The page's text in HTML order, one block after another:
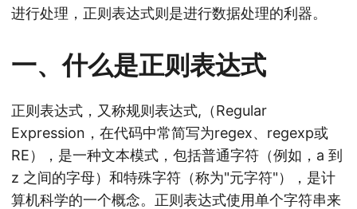
进行处理，正则表达式则是进行数据处理的利器。
一、什么是正则表达式
正则表达式，又称规则表达式,（Regular
Expression，在代码中常简写为regex、regexp或
RE），是一种文本模式，包括普通字符（例如，a 到
z 之间的字母）和特殊字符（称为"元字符"），是计
算机科学的一个概念。正则表达式使用单个字符串来